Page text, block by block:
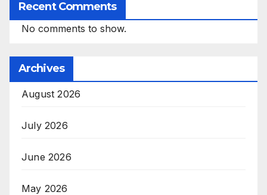
Recent Comments
No comments to show.
Archives
August 2026
July 2026
June 2026
May 2026